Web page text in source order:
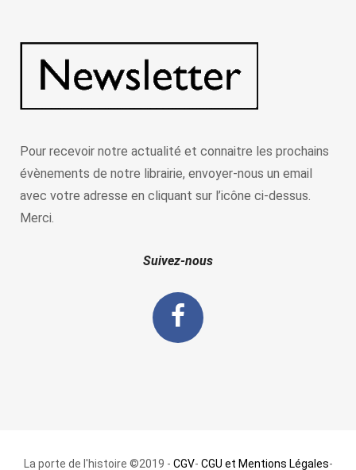
Pour recevoir notre actualité et connaitre les prochains
évènements de notre librairie, envoyer-nous un email
avec votre adresse en cliquant sur l’icône ci-dessus.
Merci.
Suivez-nous
La porte de l'histoire ©2019 - CGV- CGU et Mentions Légales-